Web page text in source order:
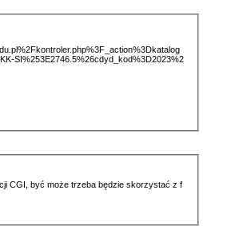
SI%253E2746.5%26cdyd_kod%3D2023%2
CGI, być może trzeba będzie skorzystać z f